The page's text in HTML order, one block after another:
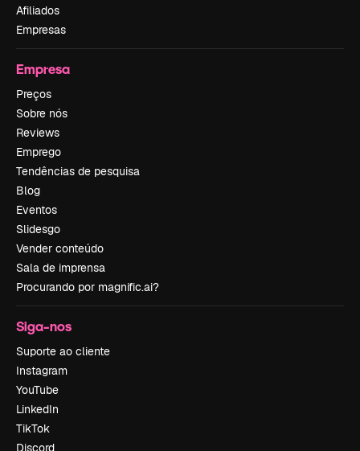
Afiliados
Empresas
Empresa
Preços
Sobre nós
Reviews
Emprego
Tendências de pesquisa
Blog
Eventos
Slidesgo
Vender conteúdo
Sala de imprensa
Procurando por magnific.ai?
Siga-nos
Suporte ao cliente
Instagram
YouTube
LinkedIn
TikTok
Discord